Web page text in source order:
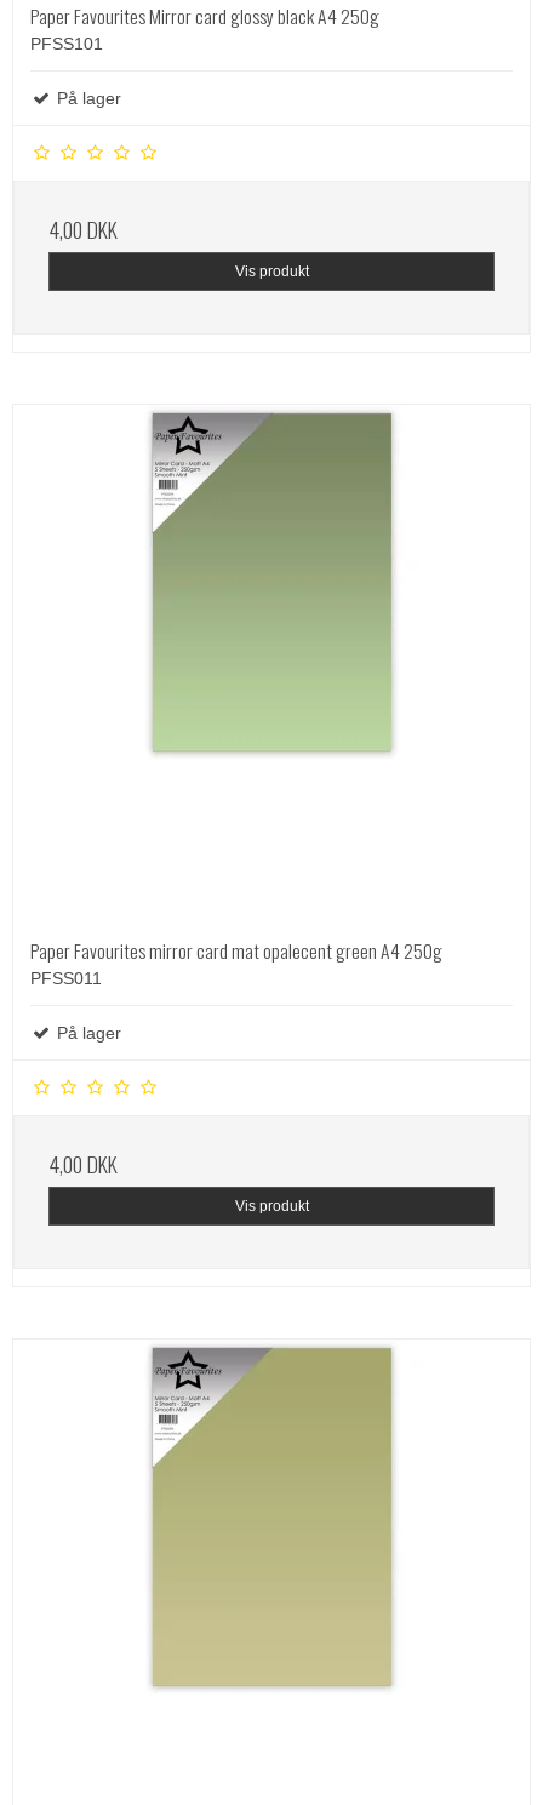
Paper Favourites Mirror card glossy black A4 250g
PFSS101
På lager
4,00 DKK
Vis produkt
Paper Favourites mirror card mat opalecent green A4 250g
PFSS011
På lager
4,00 DKK
Vis produkt